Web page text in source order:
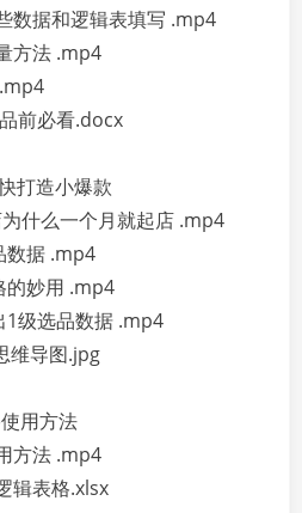
数据和逻辑表填写 .mp4
方法 .mp4
前必看.docx
打造小爆款
为什么一个月就起店 .mp4
数据 .mp4
的妙用 .mp4
1级选品数据 .mp4
维导图.jpg
用方法
方法 .mp4
辑表格.xlsx